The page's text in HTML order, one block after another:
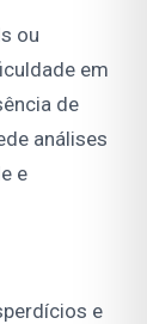
ou
em
de
análises
e
e